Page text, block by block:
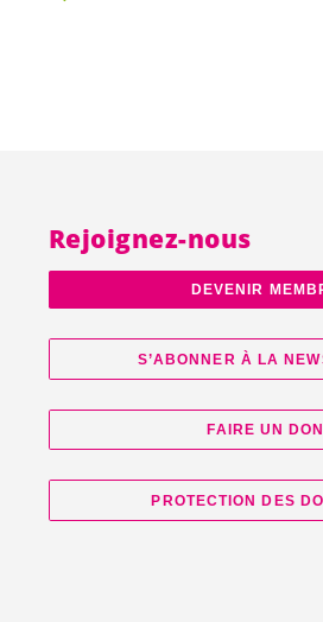
Rejoignez-nous
DEVENIR
S’ABONNER À LA
FAIRE UN DON
PROTECTION DES